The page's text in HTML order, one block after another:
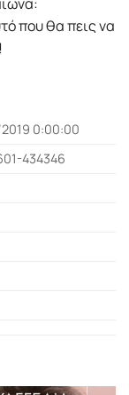
που θα πεις να
0:00:00
434346